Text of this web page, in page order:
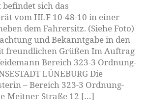
sich das
vom HLF 10-48-10 in einer
dem Fahrersitz. (Siehe Foto)
und Bekanntgabe in den
Grüßen Im Auftrag
Bereich 323-3 Ordnung-
LÜNEBURG Die
– Bereich 323-3 Ordnung-
Meitner-Straße 12 […]